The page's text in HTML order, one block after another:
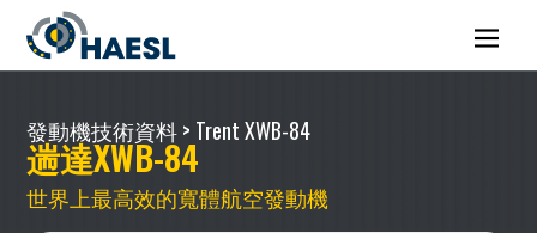
發動機技術資料> Trent XWB-84
遄達XWB-84
世界上最高效的寬體航空發動機